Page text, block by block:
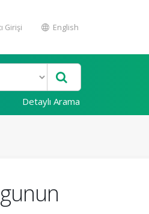
Girişi English
Detaylı Arama